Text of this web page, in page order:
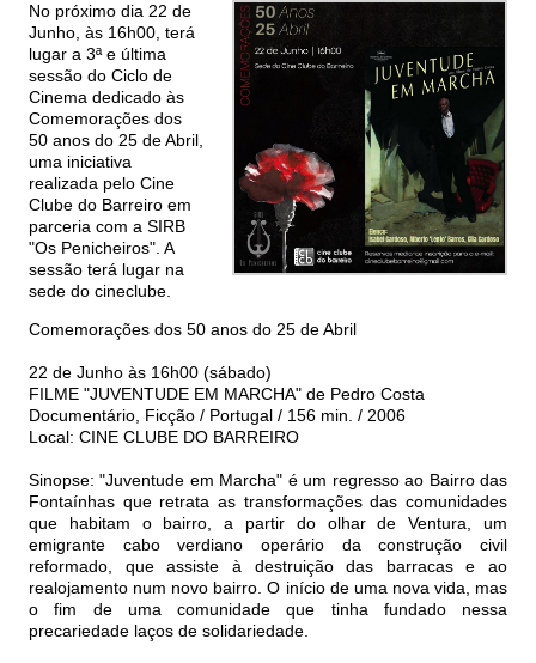
No próximo dia 22 de
Junho, às 16h00, terá
lugar a 3ª e última
sessão do Ciclo de
Cinema dedicado às
Comemorações dos
50 anos do 25 de Abril,
uma iniciativa
realizada pelo Cine
Clube do Barreiro em
parceria com a SIRB
"Os Penicheiros". A
sessão terá lugar na
sede do cineclube.
Comemorações dos 50 anos do 25 de Abril
22 de Junho às 16h00 (sábado)
FILME "JUVENTUDE EM MARCHA" de Pedro Costa
Documentário, Ficção / Portugal / 156 min. / 2006
Local: CINE CLUBE DO BARREIRO
Sinopse: "Juventude em Marcha" é um regresso ao Bairro das
Fontaínhas que retrata as transformações das comunidades
que habitam o bairro, a partir do olhar de Ventura, um
emigrante cabo verdiano operário da construção civil
reformado, que assiste à destruição das barracas e ao
realojamento num novo bairro. O início de uma nova vida, mas
o fim de uma comunidade que tinha fundado nessa
precariedade laços de solidariedade.